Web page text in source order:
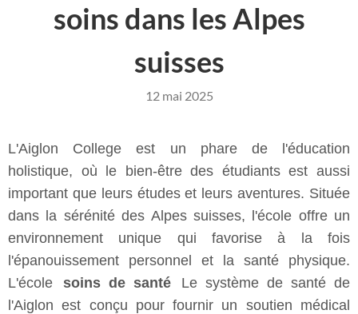
soins dans les Alpes
suisses
12 mai 2025
L'Aiglon College est un phare de l'éducation
holistique, où le bien-être des étudiants est aussi
important que leurs études et leurs aventures. Située
dans la sérénité des Alpes suisses, l'école offre un
environnement unique qui favorise à la fois
l'épanouissement personnel et la santé physique.
L'école
soins de santé
Le système de santé de
l'Aiglon est conçu pour fournir un soutien médical